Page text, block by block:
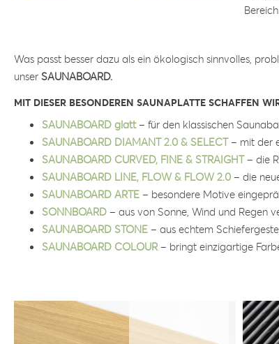
Was passt besser dazu als ein ökologisch sinnvolles,
unser SAUNABOARD.
MIT DIESER BESONDEREN SAUNAPLATTE SCHAFFEN
SAUNABOARD glatt– für den klassischen
SAUNABOARD DIAMANT 2.0 & SELECT– mit der
SAUNABOARD CURVED, FINE & STRAIGHT– die
SAUNABOARD LINE, FLOW & FLOW 2.0 – die
SAUNABOARD ARTE – besondere Motive
SONNBOARD – aus von Sonne, Wind und Regen
SAUNABOARD STONE – aus echtem
SAUNABOARD COLOUR– bringt einzigartige